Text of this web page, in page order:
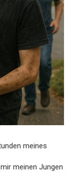
meines
meinen Jungen